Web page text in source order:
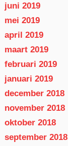
juni 2019
mei 2019
april 2019
maart 2019
februari 2019
januari 2019
december 2018
november 2018
oktober 2018
september 2018